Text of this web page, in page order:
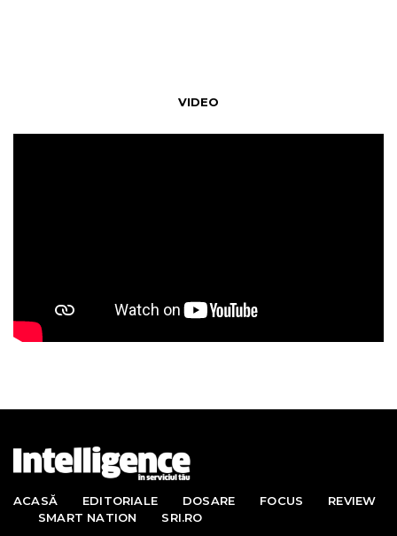
VIDEO
ACASĂ EDITORIALE DOSARE FOCUS
REVIEW
SMART NATION
SRI.RO